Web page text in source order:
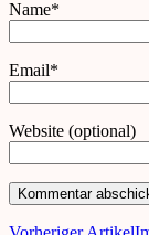
Name*
Email*
Website (optional)